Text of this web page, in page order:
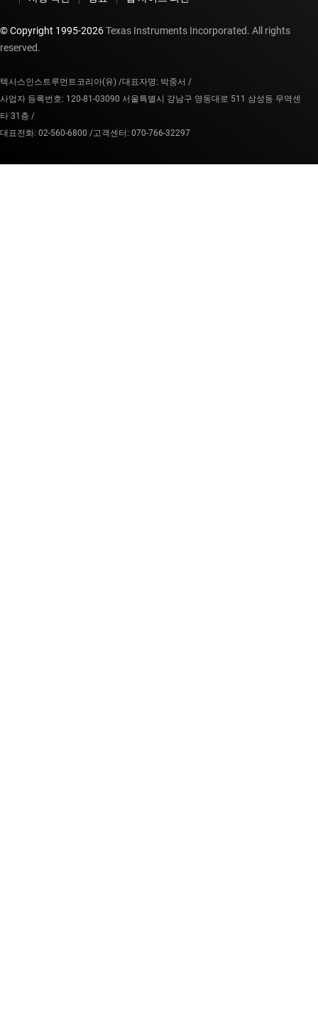
© Copyright 1995-2026Texas Instruments Incorporated. All rights
reserved.
텍사스인스트루먼트코리아(유) /대표자명: 박중서 /
사업자 등록번호: 120-81-03090 서울특별시 강남구 영동대로 511 삼성동 무역센
타 31층 /
대표전화: 02-560-6800 /고객센터: 070-766-32297